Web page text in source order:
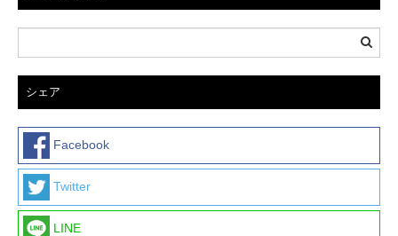
シェア
Facebook
Twitter
LINE